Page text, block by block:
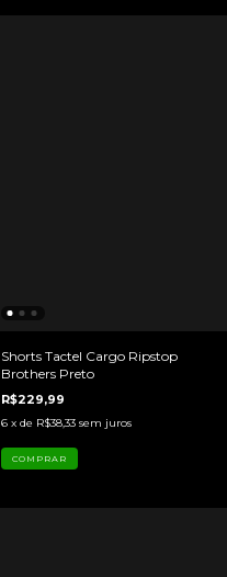
Shorts Tactel Cargo Ripstop
Brothers Preto
R$229,99
6 x de R$38,33 sem juros
COMPRAR